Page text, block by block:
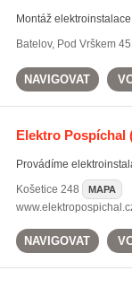
Montáž
Batelov, Pod Vrškem
NAVIGOVAT
Elektro Pospíchal
Provádíme
Košetice 248 MAPA
NAVIGOVAT